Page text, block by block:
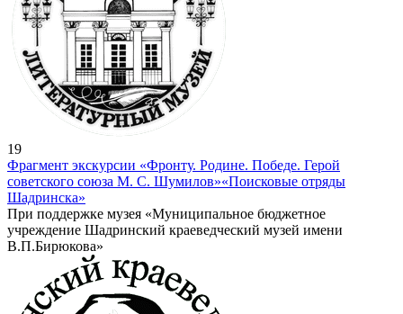
19
Фрагмент экскурсии «Фронту. Родине. Победе. Герой
советского союза М. С. Шумилов»«Поисковые отряды
Шадринска»
При поддержке музея «Муниципальное бюджетное
учреждение Шадринский краеведческий музей имени
В.П.Бирюкова»